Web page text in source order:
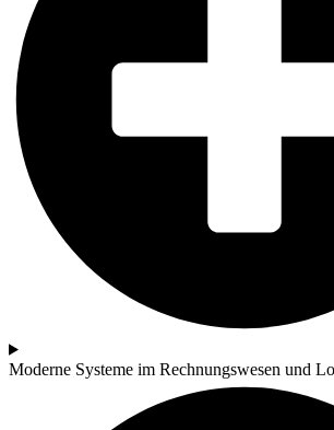
Moderne Systeme im Rechnungswesen und